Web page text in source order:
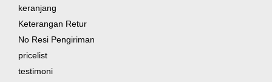
keranjang
Keterangan Retur
No Resi Pengiriman
pricelist
testimoni